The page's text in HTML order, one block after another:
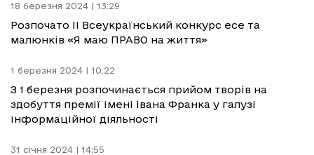
18 березня 2024 | 13:29
Розпочато ІІ Всеукраїнський конкурс есе та
малюнків «Я маю ПРАВО на життя»
1 березня 2024 | 10:22
З 1 березня розпочинається прийом творів на
здобуття премії імені Івана Франка у галузі
інформаційної діяльності
31 січня 2024 | 14:55